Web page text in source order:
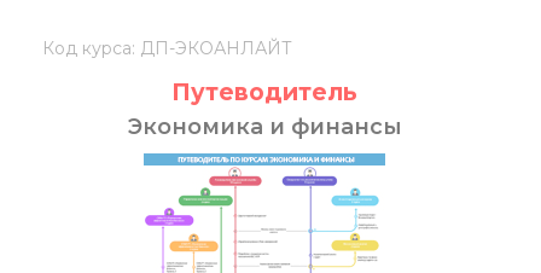
Код курса: ДП-ЭКОАНЛАЙТ
Путеводитель
Экономика и финансы